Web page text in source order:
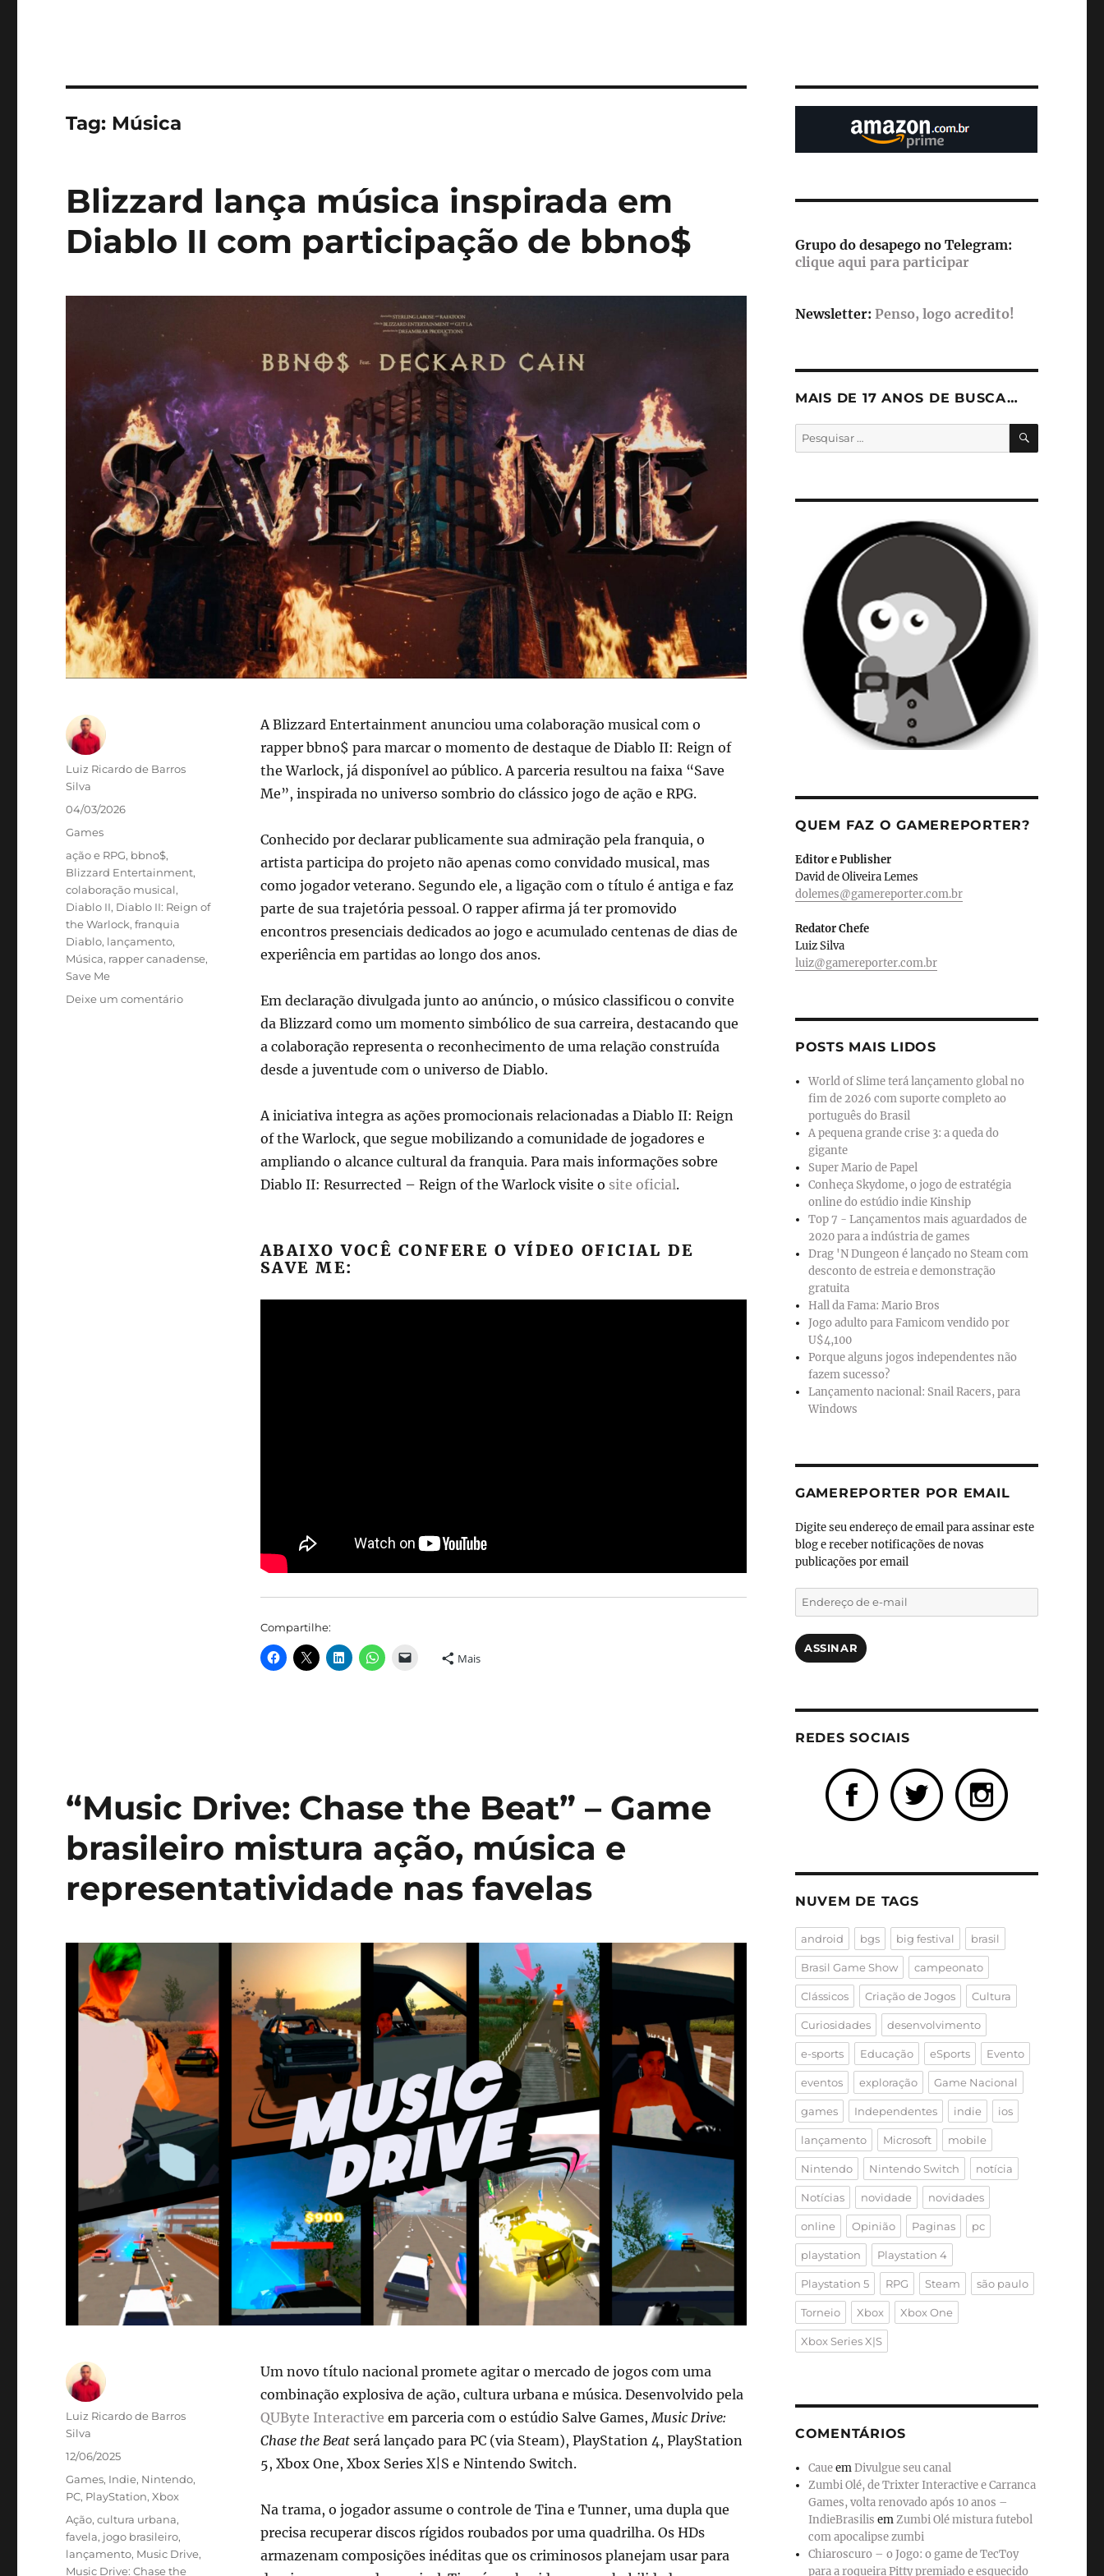
Tag: Música
Blizzard lança música inspirada em
Diablo II com participação de bbno$
A Blizzard Entertainment anunciou uma colaboração musical com o
rapper bbno$ para marcar o momento de destaque de Diablo II: Reign of
the Warlock, já disponível ao público. A parceria resultou na faixa “Save
Me”, inspirada no universo sombrio do clássico jogo de ação e RPG.
Conhecido por declarar publicamente sua admiração pela franquia, o
artista participa do projeto não apenas como convidado musical, mas
como jogador veterano. Segundo ele, a ligação com o título é antiga e faz
parte de sua trajetória pessoal. O rapper afirma já ter promovido
encontros presenciais dedicados ao jogo e acumulado centenas de dias de
experiência em partidas ao longo dos anos.
Em declaração divulgada junto ao anúncio, o músico classificou o convite
da Blizzard como um momento simbólico de sua carreira, destacando que
a colaboração representa o reconhecimento de uma relação construída
desde a juventude com o universo de Diablo.
A iniciativa integra as ações promocionais relacionadas a Diablo II: Reign
of the Warlock, que segue mobilizando a comunidade de jogadores e
ampliando o alcance cultural da franquia. Para mais informações sobre
Diablo II: Resurrected – Reign of the Warlock visite o site oficial.
ABAIXO VOCÊ CONFERE O VÍDEO OFICIAL DE
SAVE ME:
Compartilhe:
Mais
Autor
Luiz Ricardo de Barros
Silva
Publicado
04/03/2026
Categorias
Games
Tags
ação e RPG, bbno$,
Blizzard Entertainment,
colaboração musical,
Diablo II, Diablo II: Reign of
the Warlock,franquia
Diablo, lançamento,
Música, rapper canadense,
Save Me
Deixe um comentárioem
“Music Drive: Chase the Beat” – Game
brasileiro mistura ação, música e
representatividade nas favelas
Um novo título nacional promete agitar o mercado de jogos com uma
combinação explosiva de ação, cultura urbana e música. Desenvolvido pela
QUByte Interactive em parceria com o estúdio Salve Games, Music Drive:
Chase the Beatserá lançado para PC (via Steam), PlayStation 4, PlayStation
5, Xbox One, Xbox Series X|S e Nintendo Switch.
Na trama, o jogador assume o controle de Tina e Tunner, uma dupla que
precisa recuperar discos rígidos roubados por uma quadrilha. Os HDs
armazenam composições inéditas que os criminosos planejam usar para
Autor
Luiz Ricardo de Barros
Silva
Publicado
12/06/2025
Categorias
Games, Indie, Nintendo,
PC, PlayStation,Xbox
Tags
Ação,cultura urbana,
favela, jogo brasileiro,
lançamento, Music Drive,
Music Drive: Chase the
Grupo do desapego no Telegram:
clique aqui para participar
Newsletter: Penso, logo acredito!
MAIS DE 17 ANOS DE BUSCA…
Pesquisar
por:
QUEM FAZ O GAMEREPORTER?
Editor e Publisher
David de Oliveira Lemes
dolemes@gamereporter.com.br
Redator Chefe
Luiz Silva
luiz@gamereporter.com.br
POSTS MAIS LIDOS
World of Slime terá lançamento global no
fim de 2026 com suporte completo ao
português do Brasil
A pequena grande crise 3: a queda do
gigante
Super Mario de Papel
Conheça Skydome, o jogo de estratégia
online do estúdio indie Kinship
Top 7 - Lançamentos mais aguardados de
2020 para a indústria de games
Drag 'N Dungeon é lançado no Steam com
desconto de estreia e demonstração
gratuita
Hall da Fama: Mario Bros
Jogo adulto para Famicom vendido por
U$4,100
Porque alguns jogos independentes não
fazem sucesso?
Lançamento nacional: Snail Racers, para
Windows
GAMEREPORTER POR EMAIL
Digite seu endereço de email para assinar este
blog e receber notificações de novas
publicações por email
Endereço
de
e-
mail
ASSINAR
REDES SOCIAIS
NUVEM DE TAGS
android bgs big festival brasil
Brasil Game Show campeonato
Clássicos Criação de Jogos Cultura
Curiosidades desenvolvimento
e-sports Educação eSports Evento
eventos exploração Game Nacional
games Independentes indie ios
lançamento Microsoft mobile
Nintendo Nintendo Switch notícia
Notícias novidade novidades
online Opinião Paginas pc
playstation Playstation 4
Playstation 5 RPG Steam são paulo
Torneio Xbox Xbox One
Xbox Series X|S
COMENTÁRIOS
CaueemDivulgue seu canal
Zumbi Olé, de Trixter Interactive e Carranca
Games, volta renovado após 10 anos –
IndieBrasilis emZumbi Olé mistura futebol
com apocalipse zumbi
Chiaroscuro – o Jogo: o game de TecToy
para a roqueira Pitty premiado e esquecido